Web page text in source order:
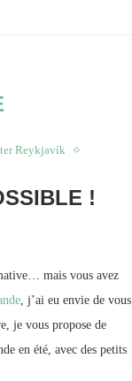
Reykjavík
!
mais vous avez
, j’ai eu envie de vous
je vous propose de
en été, avec des petits